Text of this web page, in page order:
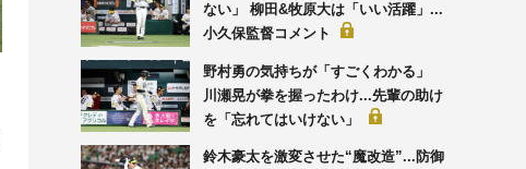
ない」 柳田&牧原大は「いい活躍」...
小久保監督コメント
野村勇の気持ちが「すごくわかる」
川瀬晃が拳を握ったわけ...先輩の助け
を「忘れてはいけない」
鈴木豪太を激変させた“魔改造”...防御